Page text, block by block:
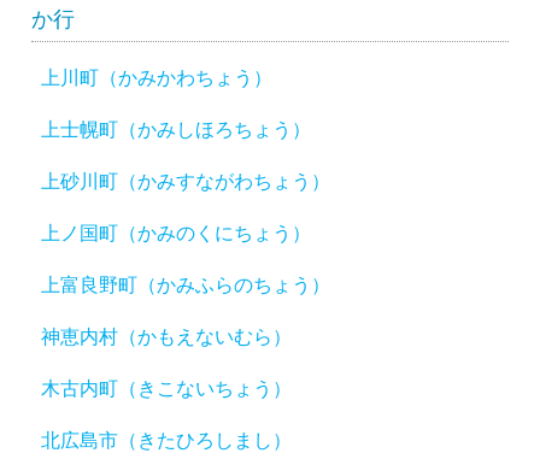
か行
上川町（かみかわちょう）
上士幌町（かみしほろちょう）
上砂川町（かみすながわちょう）
上ノ国町（かみのくにちょう）
上富良野町（かみふらのちょう）
神恵内村（かもえないむら）
木古内町（きこないちょう）
北広島市（きたひろしまし）